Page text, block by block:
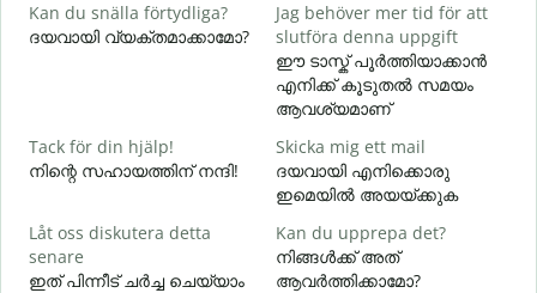
Kan du snälla förtydliga?
ദയവായി വ്യക്തമാക്കാമോ?
Jag behöver mer tid för att
slutföra denna uppgift
ഈ ടാസ്ക് പൂർത്തിയാക്കാൻ
എനിക്ക് കൂടുതൽ സമയം
ആവശ്യമാണ്
Tack för din hjälp!
നിന്റെ സഹായത്തിന് നന്ദി!
Skicka mig ett mail
ദയവായി എനിക്കൊരു
ഇമെയിൽ അയയ്ക്കുക
Låt oss diskutera detta
senare
ഇത് പിന്നീട് ചർച്ച ചെയ്യാം
Kan du upprepa det?
നിങ്ങൾക്ക് അത്
ആവർത്തിക്കാമോ?